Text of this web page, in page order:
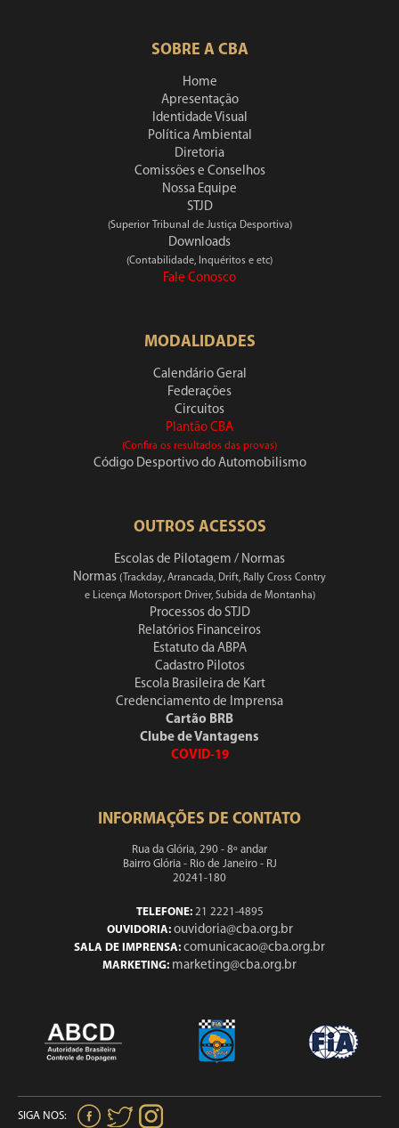
SOBRE A CBA
Home
Apresentação
Identidade Visual
Política Ambiental
Diretoria
Comissões e Conselhos
Nossa Equipe
STJD
(Superior Tribunal de Justiça Desportiva)
Downloads
(Contabilidade, Inquéritos e etc)
Fale Conosco
MODALIDADES
Calendário Geral
Federações
Circuitos
Plantão CBA
(Confira os resultados das provas)
Código Desportivo do Automobilismo
OUTROS ACESSOS
Escolas de Pilotagem / Normas
Normas (Trackday, Arrancada, Drift, Rally Cross Contry
e Licença Motorsport Driver, Subida de Montanha)
Processos do STJD
Relatórios Financeiros
Estatuto da ABPA
Cadastro Pilotos
Escola Brasileira de Kart
Credenciamento de Imprensa
Cartão BRB
Clube de Vantagens
COVID-19
INFORMAÇÕES DE CONTATO
Rua da Glória, 290 - 8º andar
Bairro Glória - Rio de Janeiro - RJ
20241-180
TELEFONE:21 2221-4895
OUVIDORIA: ouvidoria@cba.org.br
SALA DE IMPRENSA: comunicacao@cba.org.br
MARKETING: marketing@cba.org.br
SIGA NOS: